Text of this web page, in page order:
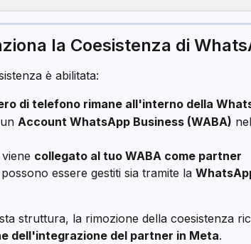
la Coesistenza di
è abilitata:
di telefono rimane all'interno della
Account WhatsApp Business (WABA)
collegato al tuo WABA come partner
essere gestiti sia tramite la
struttura, la rimozione della coesistenza
dell'integrazione del partner in Meta.